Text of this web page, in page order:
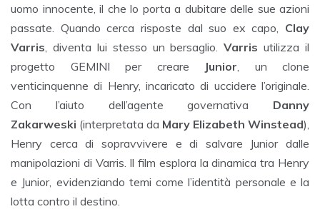
uomo innocente, il che lo porta a dubitare delle sue azioni
passate. Quando cerca risposte dal suo ex capo, Clay
Varris , diventa lui stesso un bersaglio.Varris utilizza il
progetto GEMINI per creare
Junior , un clone
venticinquenne di Henry, incaricato di uccidere l’originale.
Con l’aiuto dell’agente governativa Danny
Zakarweski (interpretata da Mary Elizabeth Winstead),
Henry cerca di sopravvivere e di salvare Junior dalle
manipolazioni di Varris. Il film esplora la dinamica tra Henry
e Junior, evidenziando temi come l’identità personale e la
lotta contro il destino.